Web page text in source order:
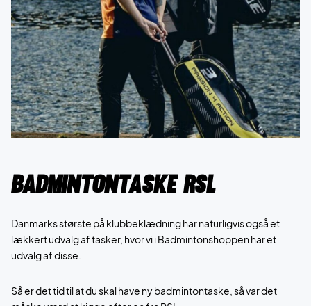
Badmintontaske RSL
Danmarks største på klubbeklædning har naturligvis også et
lækkert udvalg af tasker, hvor vi i Badmintonshoppen har et
udvalg af disse.
Så er det tid til at du skal have ny badmintontaske, så var det